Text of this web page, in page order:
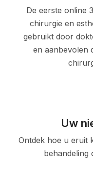
De eerste online
chirurgie en
gebruikt door
en aanbevolen
Uw
Ontdek hoe u eruit
behandeling